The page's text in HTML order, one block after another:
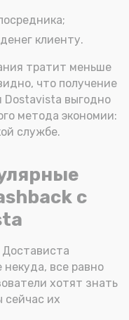
клиенту.
тратит меньше
что получение
Dostavista выгодно
метода экономии:
службе.
с
все равно
хотят знать
сейчас их